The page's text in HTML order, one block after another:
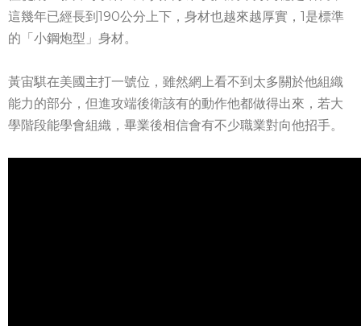
這幾年已經長到190公分上下，身材也越來越厚實，1是標準
的「小鋼炮型」身材。
黃宙騏在美國主打一號位，雖然網上看不到太多關於他組織
能力的部分，但進攻端後衛該有的動作他都做得出來，若大
學階段能學會組織，畢業後相信會有不少職業對向他招手。